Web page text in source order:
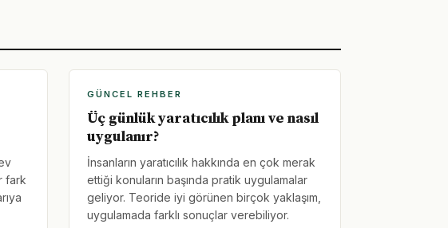
fark
GÜNCEL REHBER
Üç günlük yaratıcılık planı ve nasıl
uygulanır?
İnsanların yaratıcılık hakkında en çok merak
ettiği konuların başında pratik uygulamalar
geliyor. Teoride iyi görünen birçok yaklaşım,
uygulamada farklı sonuçlar verebiliyor.